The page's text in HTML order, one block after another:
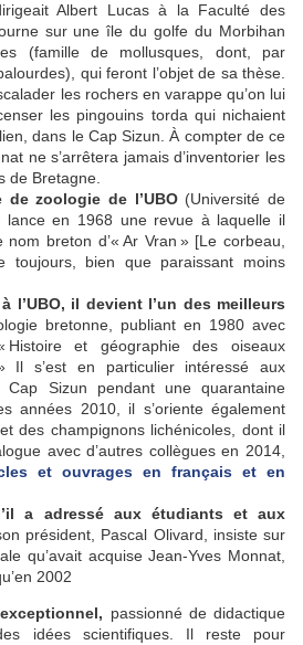
Albert Lucas à la Faculté des
sur une île du golfe du Morbihan
(famille de mollusques, dont, par
qui feront l’objet de sa thèse.
les rochers en varappe qu’on lui
les pingouins torda qui nichaient
dans le Cap Sizun. À compter de ce
ne s’arrêtera jamais d’inventorier les
de Bretagne.
zoologie de l’UBO(Université de
lance en 1968 une revue à laquelle il
breton d’« Ar Vran » [Le corbeau,
toujours, bien que paraissant moins
l’UBO, il devient l’un des meilleurs
bretonne, publiant en 1980 avec
Histoire et géographie des oiseaux
Il s’est en particulier intéressé aux
Cap Sizun pendant une quarantaine
années 2010, il s’oriente également
des champignons lichénicoles, dont il
avec d’autres collègues en 2014,
et ouvrages en français et en
a adressé aux étudiants et aux
président, Pascal Olivard, insiste sur
qu’avait acquise Jean-Yves Monnat,
2002
passionné de didactique
idées scientifiques. Il reste pour